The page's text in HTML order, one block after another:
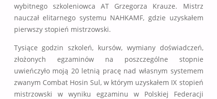
wybitnego szkoleniowca AT Grzegorza Krauze. Mistrz
nauczał elitarnego systemu NAHKAMF, gdzie uzyskałem
pierwszy stopień mistrzowski.
Tysiące godzin szkoleń, kursów, wymiany doświadczeń,
złożonych egzaminów na poszczególne stopnie
uwieńczyło moją 20 letnią pracę nad własnym systemem
zwanym Combat Hosin Sul, w którym uzyskałem IX stopień
mistrzowski w wyniku egzaminu w Polskiej Federacji